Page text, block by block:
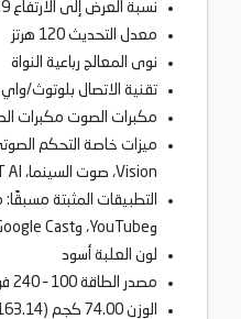
نسبة العرض إلى الارتفاع 16:9
معدل التحديث 120 هرتز
نوى المعالج رباعية النواة
تقنية الاتصال بلوتوث/
مكبرات الصوت مكبرات
Vision، صوت السينما، SMART AI+
وYouTube، وGoogle Cast
لون العلبة أسود
مصدر الطاقة 100 – 240 فولت
الوزن 74.00 كجم (163.14 رطلاً)